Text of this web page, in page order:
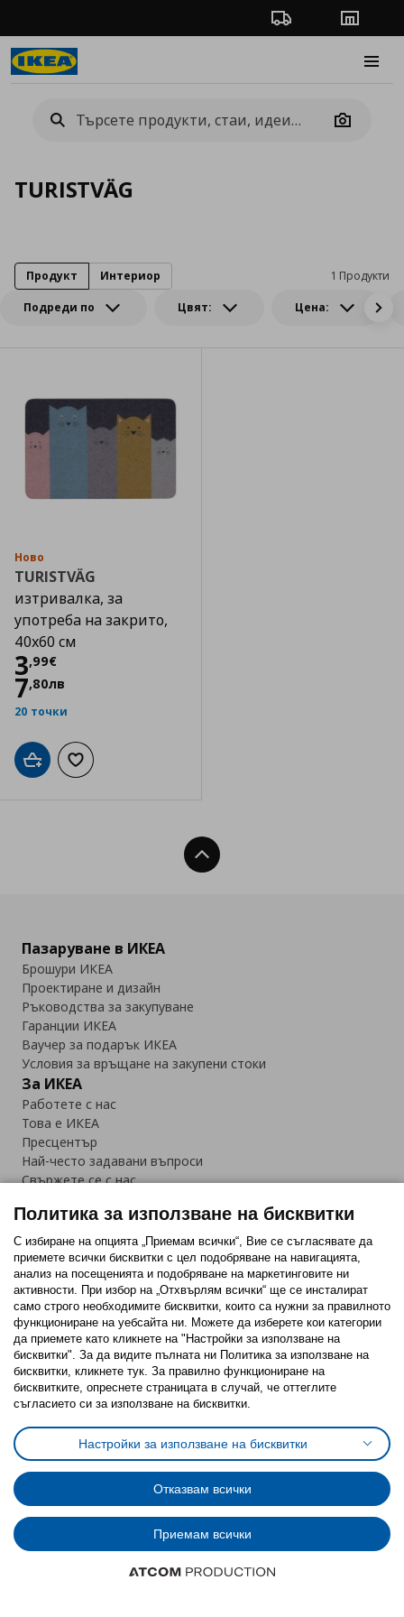
Проследяване на
Camera
TURISTVÄG
Подреди по Цвят: Цена:
1 Продукти
Продукт Интериор
Ново
TURISTVÄG
изтривалка, за
употреба на закрито,
40x60 см
3,99€
Цена
7,80лв
20 точки
Добави в кошницата
Добави към списъка с любими
Нагоре
Пазаруване в ИКЕА
Брошури ИКЕА
Проектиране и дизайн
Ръководства за закупуване
Гаранции ИКЕА
Ваучер за подарък ИКЕА
Условия за връщане на закупени стоки
За ИКЕА
Работете с нас
Това е ИКЕА
Пресцентър
Най-често задавани въпроси
Свържете се с нас
Последвайте ни:
FacebookTwitterYoutubePinterestInstagram
Политика за използване на бисквитки (Cookies)
Избор на настройки за използване на бисквитки
Условия за ползване на ikea.bg
Обща политика за личните данни
Политика за защита на личните данни на ikea.bg
Общи условия на програма IKEA Family
Политика за защита на лични данни на програма IKEA Family
Политика за използване на бисквитки
С избиране на опцията „Приемам всички“, Вие се съгласявате да
приемете всички бисквитки с цел подобряване на навигацията,
анализ на посещенията и подобряване на маркетинговите ни
активности. При избор на „Отхвърлям всички“ ще се инсталират
само строго необходимитe бисквитки, които са нужни за правилното
функциониране на уебсайта ни. Можете да изберете кои категории
да приемете като кликнете на "Настройки за използване на
бисквитки". За да видите пълната ни Политика за използване на
бисквитки, кликнете тук. За правилно функциониране на
бисквитките, опреснете страницата в случай, че оттеглите
съгласието си за използване на бисквитки.
Настройки за използване на бисквитки
Отказвам всички
Приемам всички